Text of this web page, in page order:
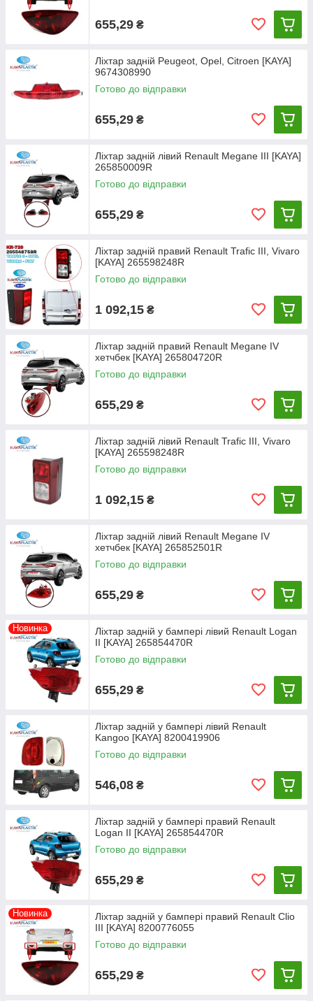
655,29 ₴
Ліхтар задній Peugeot, Opel, Citroen [KAYA]
9674308990
Готово до відправки
655,29 ₴
Ліхтар задній лівий Renault Megane III [KAYA]
265850009R
Готово до відправки
655,29 ₴
Ліхтар задній правий Renault Trafic III, Vivaro
[KAYA] 265598248R
Готово до відправки
1 092,15 ₴
Ліхтар задній правий Renault Megane IV
хетчбек [KAYA] 265804720R
Готово до відправки
655,29 ₴
Ліхтар задній лівий Renault Trafic III, Vivaro
[KAYA] 265598248R
Готово до відправки
1 092,15 ₴
Ліхтар задній лівий Renault Megane IV
хетчбек [KAYA] 265852501R
Готово до відправки
655,29 ₴
Новинка
Ліхтар задній у бампері лівий Renault Logan
II [KAYA] 265854470R
Готово до відправки
655,29 ₴
Ліхтар задній у бампері лівий Renault
Kangoo [KAYA] 8200419906
Готово до відправки
546,08 ₴
Ліхтар задній у бампері правий Renault
Logan II [KAYA] 265854470R
Готово до відправки
655,29 ₴
Новинка
Ліхтар задній у бампері правий Renault Clio
III [KAYA] 8200776055
Готово до відправки
655,29 ₴